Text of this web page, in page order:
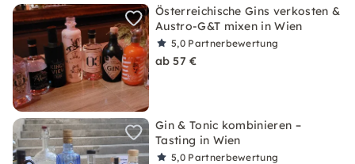
Österreichische Gins verkosten &
Austro-G&T mixen in Wien
5,0 Partnerbewertung
ab 57 €
Gin & Tonic kombinieren –
Tasting in Wien
5,0 Partnerbewertung